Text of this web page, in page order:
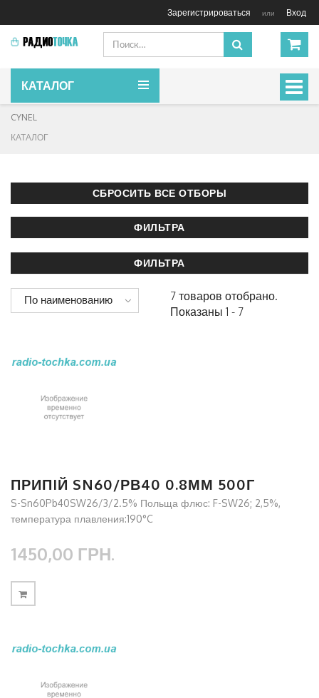
Зарегистрироваться или Вход
КАТАЛОГ
CYNEL
КАТАЛОГ
По наименованию
7 товаров отобрано.
Показаны 1 - 7
ПРИПIЙ SN60/РВ40 0.8ММ 500Г
S-Sn60Pb40SW26/3/2.5% Польща флюс: F-SW26; 2,5%,
температура плавления:190°C
1450,00 ГРН.